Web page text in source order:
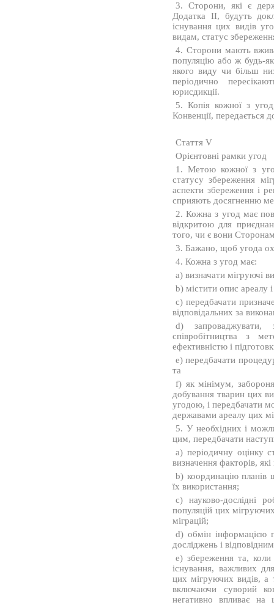
3. Сторони, які є
Додатка II, будуть
існування цих видів
видам, статус
4. Сторони мають
популяцію або ж будь-
якого виду чи більш
періодично
юрисдикції.
5. Копія кожної з
Конвенції, передається
Стаття V
Орієнтовні рамки угод
1. Метою кожної з
статусу збереження
аспекти збереження і
сприяють досягненню
2. Кожна з угод має
відкритою для
того, чи є вони
3. Бажано, щоб угода
4. Кожна з угод має:
a) визначати мігруючі
b) містити опис ареалу
c) передбачати
відповідальних за
d) запроваджувати,
співробітництва з
ефективністю і
e) передбачати
та
f) як мінімум,
добування тварин цих
угодою, і передбачати
державами ареалу цих
5. У необхідних і
цим, передбачати
a) періодичну оцінку
визначення факторів,
b) координацію планів
їх використання;
c) науково-дослідні
популяцій цих
міграцій;
d) обмін інформацією
досліджень і
e) збереження та,
існування, важливих
цих мігруючих видів, а
включаючи суворий
негативно впливає на